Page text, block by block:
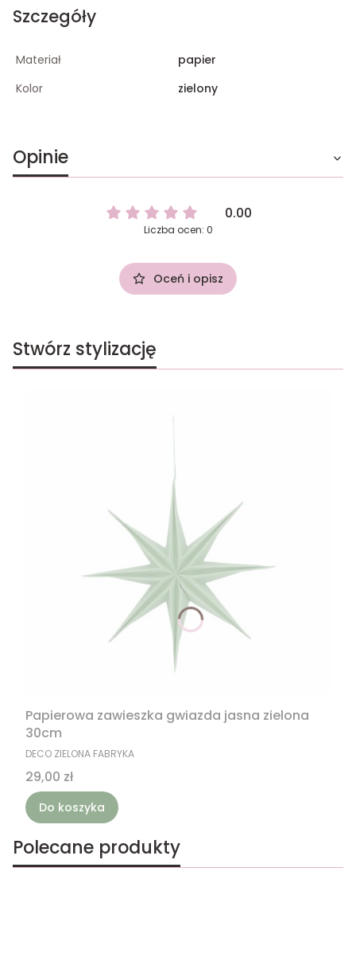
Szczegóły
Materiał
papier
Kolor
zielony
Opinie
0.00
Liczba ocen: 0
Oceń i opisz
Stwórz stylizację
Papierowa zawieszka gwiazda jasna zielona
30cm
PRODUCENT
DECO ZIELONA FABRYKA
Cena
29,00 zł
Do koszyka
Polecane produkty